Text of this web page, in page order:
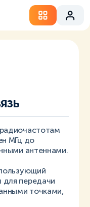
МГц до
антеннами.
для передачи
точками,